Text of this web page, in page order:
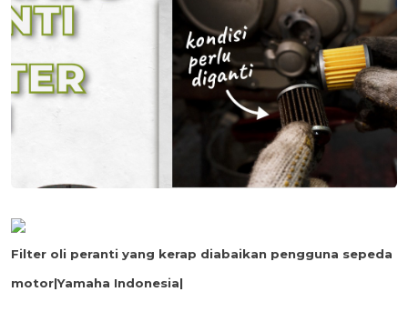
Filter oli peranti yang kerap diabaikan pengguna sepeda
motor|Yamaha Indonesia|